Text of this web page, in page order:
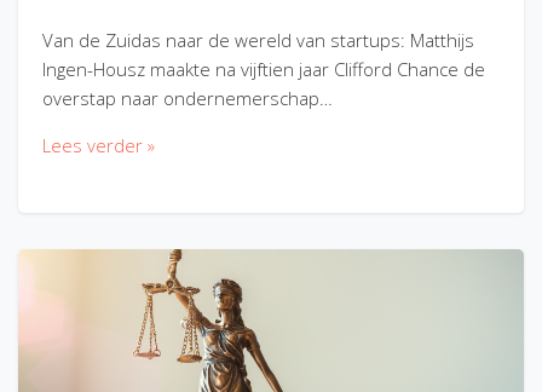
Van de Zuidas naar de wereld van startups: Matthijs
Ingen-Housz maakte na vijftien jaar Clifford Chance de
overstap naar ondernemerschap…
Lees verder »